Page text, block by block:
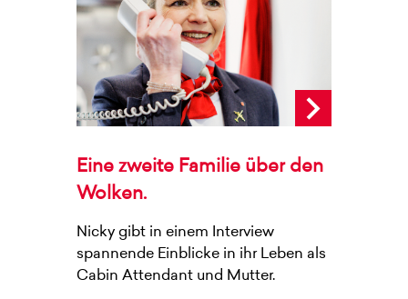
Eine zweite Familie über den
Wolken.
Nicky gibt in einem Interview
spannende Einblicke in ihr Leben als
Cabin Attendant und Mutter.